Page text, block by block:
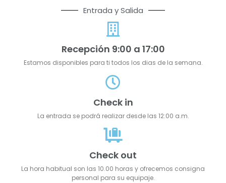
Entrada y Salida
Recepción 9:00 a 17:00
Estamos disponibles para ti todos los dias de la semana.
Check in
La entrada se podrá realizar desde las 12:00 a.m.
Check out
La hora habitual son las 10.00 horas y ofrecemos consigna
personal para su equipaje.